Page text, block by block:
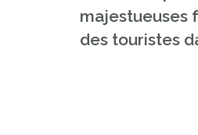
majestueuses
des touristes